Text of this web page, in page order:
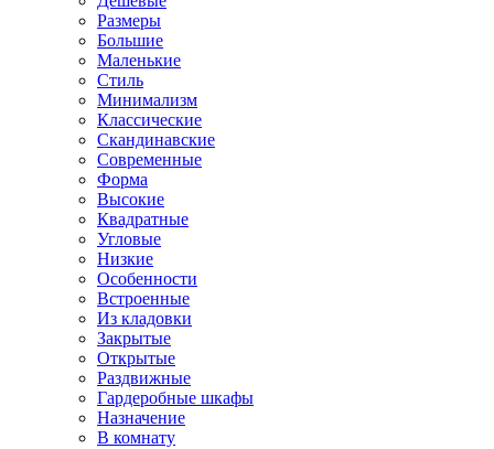
Размеры
Большие
Маленькие
Стиль
Минимализм
Классические
Скандинавские
Современные
Форма
Высокие
Квадратные
Угловые
Низкие
Особенности
Встроенные
Из кладовки
Закрытые
Открытые
Раздвижные
Гардеробные шкафы
Назначение
В комнату